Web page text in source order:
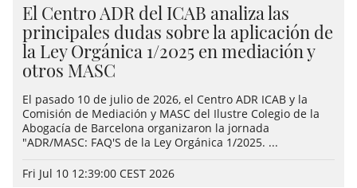
El Centro ADR del ICAB analiza las
principales dudas sobre la aplicación de
la Ley Orgánica 1/2025 en mediación y
otros MASC
El pasado 10 de julio de 2026, el Centro ADR ICAB y la
Comisión de Mediación y MASC del Ilustre Colegio de la
Abogacía de Barcelona organizaron la jornada
"ADR/MASC: FAQ'S de la Ley Orgánica 1/2025. ...
Fri Jul 10 12:39:00 CEST 2026